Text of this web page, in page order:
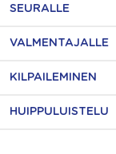
SEURALLE
VALMENTAJALLE
KILPAILEMINEN
HUIPPULUISTELU